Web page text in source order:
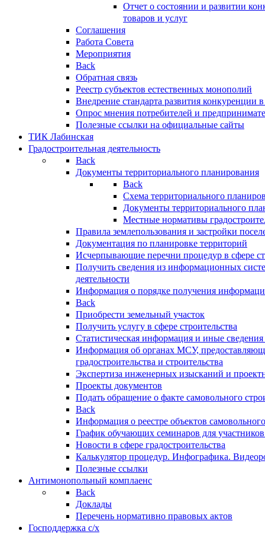
Отчет о состоянии и развитии
товаров и услуг
Соглашения
Работа Совета
Мероприятия
Back
Обратная связь
Реестр субъектов естественных монополий
Внедрение стандарта развития конкуренции
Опрос мнения потребителей и
Полезные ссылки на официальные сайты
ТИК Лабинская
Градостроительная деятельность
Back
Документы территориального планирования
Back
Схема территориального
Документы территориального
Местные нормативы
Правила землепользования и застройки
Документация по планировке территорий
Исчерпывающие перечни процедур в сфере
Получить сведения из информационных
деятельности
Информация о порядке получения
Back
Приобрести земельный участок
Получить услугу в сфере строительства
Статистическая информация и иные сведения
Информация об органах МСУ,
градостроительства и строительства
Экспертиза инженерных изысканий и
Проекты документов
Подать обращение о факте самовольного
Back
Информация о реестре объектов
График обучающих семинаров для участников
Новости в сфере градостроительства
Калькулятор процедур. Инфографика.
Полезные ссылки
Антимонопольный комплаенс
Back
Доклады
Перечень нормативно правовых актов
Господдержка с/х